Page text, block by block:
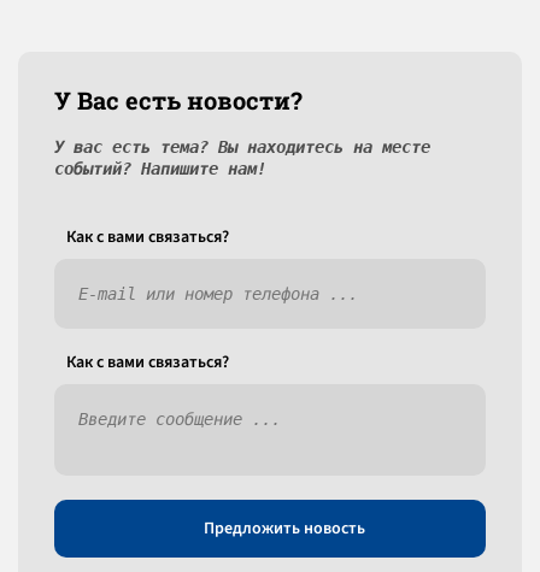
У Вас есть новости?
У вас есть тема? Вы находитесь на месте
событий? Напишите нам!
Как c вами связаться?
Как c вами связаться?
Предложить новость